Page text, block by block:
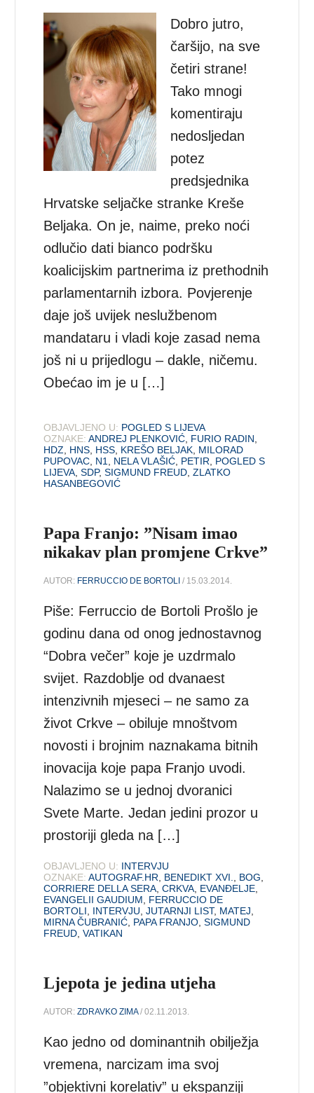
Dobro jutro,
čaršijo, na sve
četiri strane!
Tako mnogi
komentiraju
nedosljedan
potez
predsjednika
Hrvatske seljačke stranke Kreše
Beljaka. On je, naime, preko noći
odlučio dati bianco podršku
koalicijskim partnerima iz prethodnih
parlamentarnih izbora. Povjerenje
daje još uvijek neslužbenom
mandataru i vladi koje zasad nema
još ni u prijedlogu – dakle, ničemu.
Obećao im je u […]
OBJAVLJENO U: POGLED S LIJEVA
OZNAKE: ANDREJ PLENKOVIĆ, FURIO RADIN,
HDZ, HNS, HSS, KREŠO BELJAK, MILORAD
PUPOVAC, N1, NELA VLAŠIĆ, PETIR, POGLED S
LIJEVA,SDP,SIGMUND FREUD,ZLATKO
HASANBEGOVIĆ
Papa Franjo: ”Nisam imao
nikakav plan promjene Crkve”
AUTOR: FERRUCCIO DE BORTOLI / 15.03.2014.
Piše: Ferruccio de Bortoli Prošlo je
godinu dana od onog jednostavnog
“Dobra večer” koje je uzdrmalo
svijet. Razdoblje od dvanaest
intenzivnih mjeseci – ne samo za
život Crkve – obiluje mnoštvom
novosti i brojnim naznakama bitnih
inovacija koje papa Franjo uvodi.
Nalazimo se u jednoj dvoranici
Svete Marte. Jedan jedini prozor u
prostoriji gleda na […]
OBJAVLJENO U: INTERVJU
OZNAKE: AUTOGRAF.HR BENEDIKT XVI. BOG
CORRIERE DELLA SERA ,CRKVA EVANĐELJE
EVANGELII GAUDIUM
FERRUCCIO DE
BORTOLI
INTERVJU ,JUTARNJI LIST, MATEJ
MIRNA ČUBRANIĆ PAPA FRANJO ,SIGMUND
FREUD ,VATIKAN
Ljepota je jedina utjeha
AUTOR:ZDRAVKO ZIMA/ 02.11.2013.
Kao jedno od dominantnih obilježja
vremena, narcizam ima svoj
”objektivni korelativ” u ekspanziji